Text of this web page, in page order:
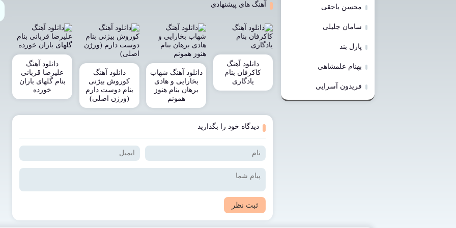
آهنگ های پیشنهادی
دانلود آهنگ
کاکرفان بنام
یادگاری
دانلود آهنگ شهاب
بخارایی و هادی
برهان بنام هنوز
همونم
دانلود آهنگ
کوروش بیژنی
بنام دوست دارم
(ورژن اصلی)
دانلود آهنگ
علیرضا قربانی
بنام گلهای باران
خورده
دیدگاه خود را بگذارید
ثبت نظر
محسن یاحقی
سامان جلیلی
پازل بند
بهنام علمشاهی
فریدون آسرایی